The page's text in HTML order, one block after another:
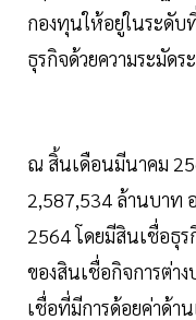
กองทุนให้อยู่ในระดับ
ธุรกิจด้วยความระมัดร
ณ สิ้นเดือนมีนาคม
2,587,534 ล้านบาท
2564 โดยมีสินเชื่อธุ
ของสินเชื่อกิจการต่า
เชื่อที่มีการด้อยค่าด้า